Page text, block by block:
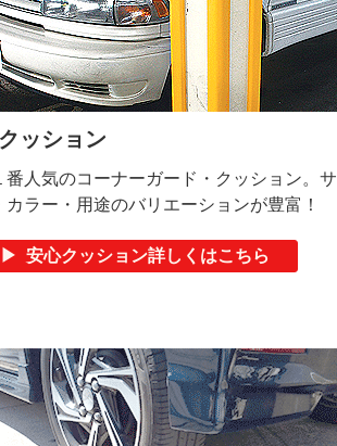
ッション
番人気のコーナーガード・クッション。サ
カラー・用途のバリエーションが豊富！
▶ 安心クッション詳しくはこちら